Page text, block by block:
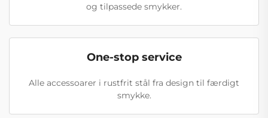
og tilpassede smykker.
One-stop service
Alle accessoarer i rustfrit stål fra design til færdigt
smykke.